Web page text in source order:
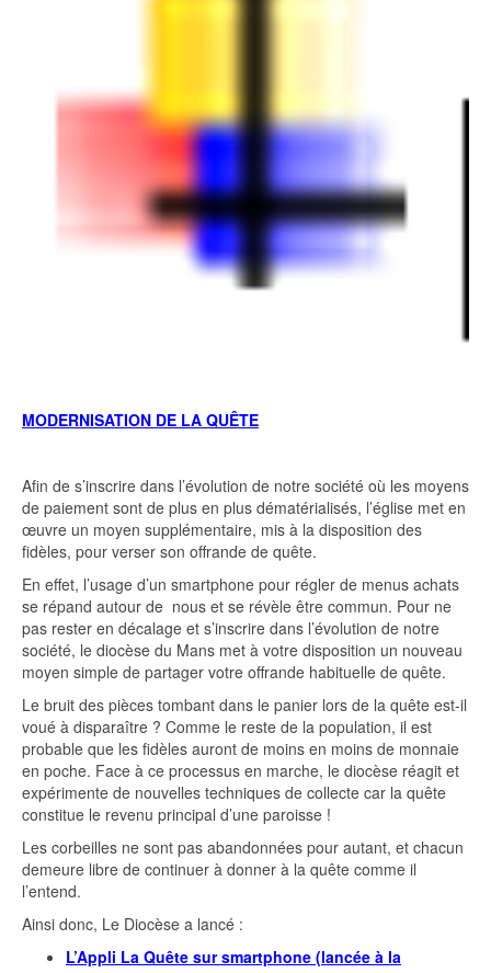
MODERNISATION DE LA QUÊTE
Afin de s’inscrire dans l’évolution de notre société où les moyens
de paiement sont de plus en plus dématérialisés, l’église met en
œuvre un moyen supplémentaire, mis à la disposition des
fidèles, pour verser son offrande de quête.
En effet, l’usage d’un smartphone pour régler de menus achats
se répand autour de nous et se révèle être commun. Pour ne
pas rester en décalage et s’inscrire dans l’évolution de notre
société, le diocèse du Mans met à votre disposition un nouveau
moyen simple de partager votre offrande habituelle de quête.
Le bruit des pièces tombant dans le panier lors de la quête est-il
voué à disparaître ? ​Comme le reste de la population, il est
probable que les fidèles auront de moins en moins de monnaie
en poche. ​Face à ce processus en marche, le diocèse réagit et
expérimente de nouvelles techniques de collecte car la quête
constitue le revenu principal d’une paroisse !
Les corbeilles ne sont pas abandonnées pour autant, et chacun
demeure libre de continuer à donner à la quête comme il
l’entend.
Ainsi donc, Le Diocèse a lancé :
L’Appli La Quête sur smartphone (lancée à la